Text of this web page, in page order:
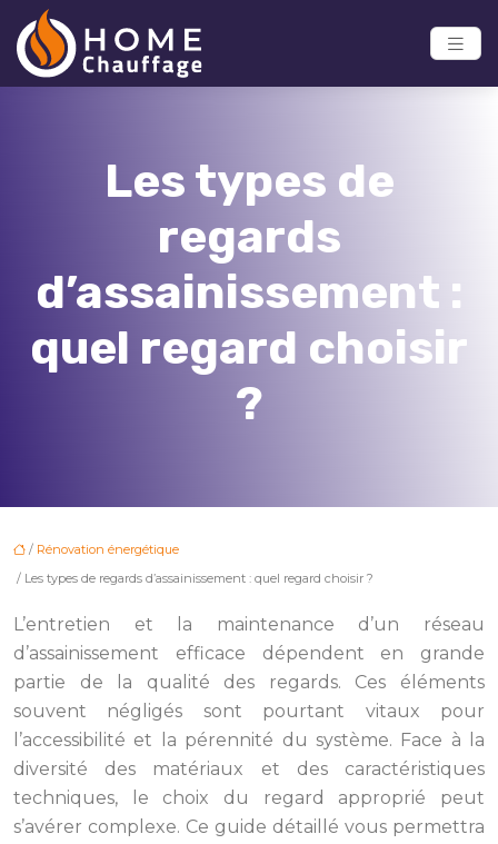
Les types de
regards
d’assainissement :
quel regard choisir
?
/ Rénovation énergétique
/ Les types de regards d’assainissement : quel regard choisir ?
L’entretien et la maintenance d’un réseau
d’assainissement efficace dépendent en grande
partie de la qualité des regards. Ces éléments
souvent négligés sont pourtant vitaux pour
l’accessibilité et la pérennité du système. Face à la
diversité des matériaux et des caractéristiques
techniques, le choix du regard approprié peut
s’avérer complexe. Ce guide détaillé vous permettra